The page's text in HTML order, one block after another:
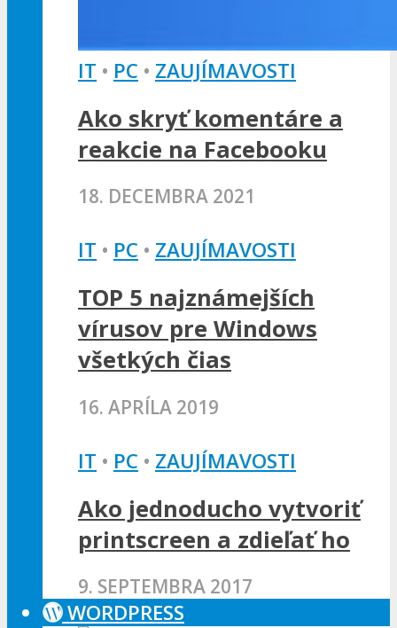
IT • PC • ZAUJÍMAVOSTI
Ako skryť komentáre a
reakcie na Facebooku
18. DECEMBRA 2021
IT • PC • ZAUJÍMAVOSTI
TOP 5 najznámejších
vírusov pre Windows
všetkých čias
16. APRÍLA 2019
IT • PC • ZAUJÍMAVOSTI
Ako jednoducho vytvoriť
printscreen a zdieľať ho
9. SEPTEMBRA 2017
WORDPRESS